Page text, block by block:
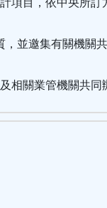
項目，依中央所訂
並邀集有關機關
相關業管機關共同